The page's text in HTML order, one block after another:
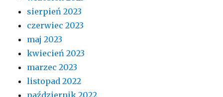
sierpień 2023
czerwiec 2023
maj 2023
kwiecień 2023
marzec 2023
listopad 2022